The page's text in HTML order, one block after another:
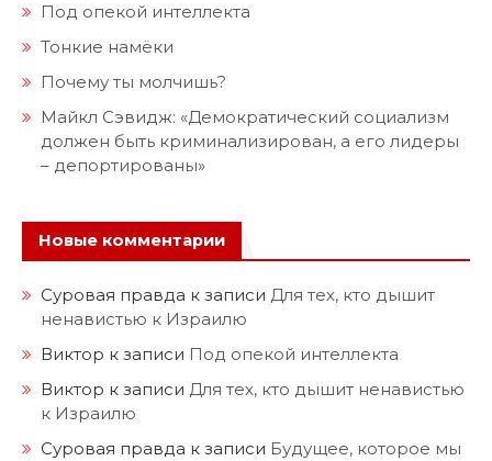
Под опекой интеллекта
Тонкие намёки
Почему ты молчишь?
Майкл Сэвидж: «Демократический социализм
должен быть криминализирован, а его лидеры
– депортированы»
Новые комментарии
Суровая правда к записи Для тех, кто дышит
ненавистью к Израилю
Виктор к записи Под опекой интеллекта
Виктор к записи Для тех, кто дышит ненавистью
к Израилю
Суровая правда к записи Будущее, которое мы